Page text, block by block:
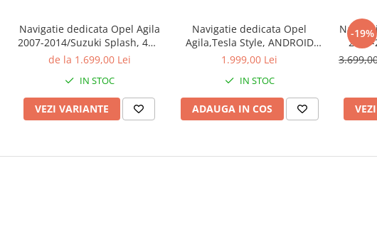
Navigatie dedicata Opel Agila
2007-2014/Suzuki Splash, 4GB
RAM 64GB ROM, Procesor
14, Rezolutie 2K, Display QLED
9", DSP, Carplay&Android
Auto
de la 1.699,00 Lei
IN STOC
VEZI VARIANTE
Navigatie dedicata Opel
Agila,Tesla Style, ANDROID
13,Carplay&Android Auto, 10
Aplicatii, Waze, GPS
1.999,00 Lei
IN STOC
ADAUGA IN COS
-19%